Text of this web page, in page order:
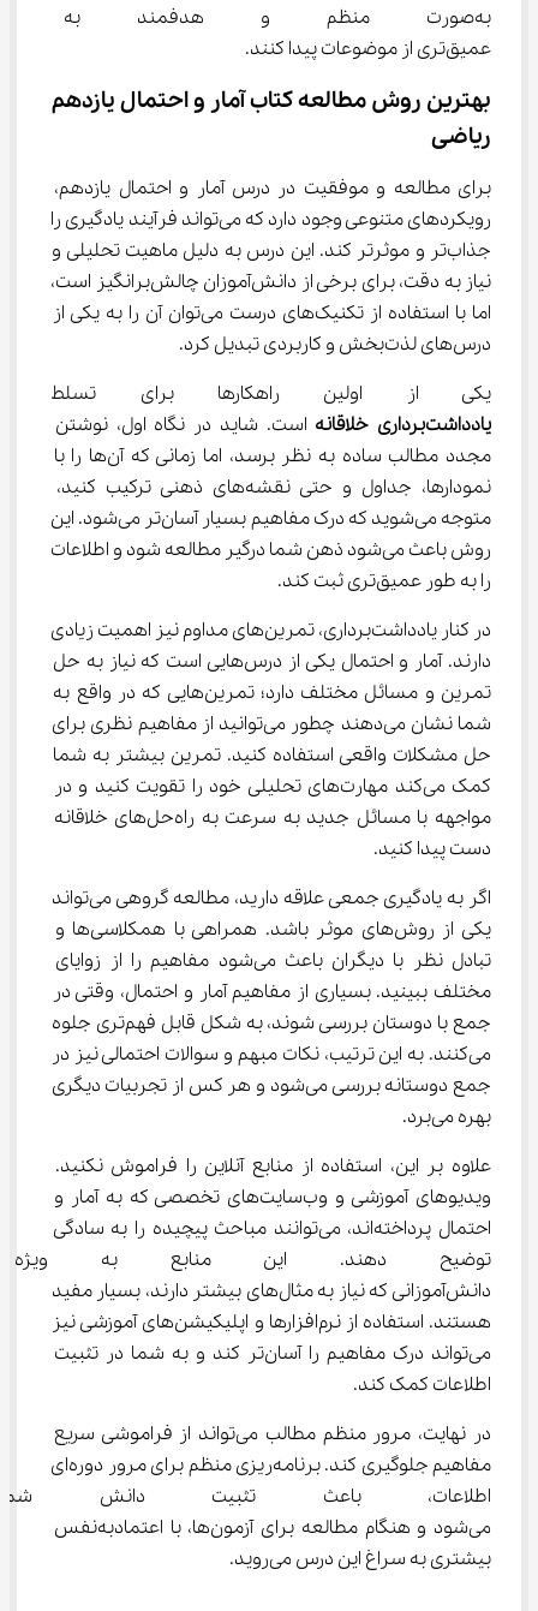
به‌صورت منظم و هدفمند به
عمیق‌تری از موضوعات پیدا کنند.
بهترین روش مطالعه کتاب آمار و احتمال یازدهم
ریاضی
برای مطالعه و موفقیت در درس آمار و احتمال یازدهم،
رویکردهای متنوعی وجود دارد که می‌تواند فرآیند یادگیری را
جذاب‌تر و موثرتر کند. این درس به دلیل ماهیت تحلیلی و
نیاز به دقت، برای برخی از دانش‌آموزان چالش‌برانگیز است،
اما با استفاده از تکنیک‌های درست می‌توان آن را به یکی از
درس‌های لذت‌بخش و کاربردی تبدیل کرد.
یکی از اولین راهکارها برای
یادداشت‌برداری خلاقانه
است. شاید در نگاه اول، نوشتن
مجدد مطالب ساده به نظر برسد، اما زمانی که آن‌ها را با
نمودارها، جداول و حتی نقشه‌های ذهنی ترکیب کنید،
متوجه می‌شوید که درک مفاهیم بسیار آسان‌تر می‌شود. این
روش باعث می‌شود ذهن شما درگیر مطالعه شود و اطلاعات
را به طور عمیق‌تری ثبت کند.
در کنار یادداشت‌برداری، تمرین‌های مداوم نیز اهمیت زیادی
دارند. آمار و احتمال یکی از درس‌هایی است که نیاز به حل
تمرین و مسائل مختلف دارد؛ تمرین‌هایی که در واقع به
شما نشان می‌دهند چطور می‌توانید از مفاهیم نظری برای
حل مشکلات واقعی استفاده کنید. تمرین بیشتر به شما
کمک می‌کند مهارت‌های تحلیلی خود را تقویت کنید و در
مواجهه با مسائل جدید به سرعت به راه‌حل‌های خلاقانه
دست پیدا کنید.
اگر به یادگیری جمعی علاقه دارید، مطالعه گروهی می‌تواند
یکی از روش‌های موثر باشد. همراهی با همکلاسی‌ها و
تبادل نظر با دیگران باعث می‌شود مفاهیم را از زوایای
مختلف ببینید. بسیاری از مفاهیم آمار و احتمال، وقتی در
جمع با دوستان بررسی شوند، به شکل قابل فهم‌تری جلوه
می‌کنند. به این ترتیب، نکات مبهم و سوالات احتمالی نیز در
جمع دوستانه بررسی می‌شود و هر کس از تجربیات دیگری
بهره می‌برد.
علاوه بر این، استفاده از منابع آنلاین را فراموش نکنید.
ویدیوهای آموزشی و وب‌سایت‌های تخصصی که به آمار و
احتمال پرداخته‌اند، می‌توانند مباحث پیچیده را به سادگی
توضیح دهند. این منابع به
دانش‌آموزانی که نیاز به مثال‌های بیشتر دارند، بسیار مفید
هستند. استفاده از نرم‌افزارها و اپلیکیشن‌های آموزشی نیز
می‌تواند درک مفاهیم را آسان‌تر کند و به شما در تثبیت
اطلاعات کمک کند.
در نهایت، مرور منظم مطالب می‌تواند از فراموشی سریع
مفاهیم جلوگیری کند. برنامه‌ریزی منظم برای مرور دوره‌ای
اطلاعات، باعث تثبیت دانش
می‌شود و هنگام مطالعه برای آزمون‌ها، با اعتمادبه‌نفس
بیشتری به سراغ این درس می‌روید.